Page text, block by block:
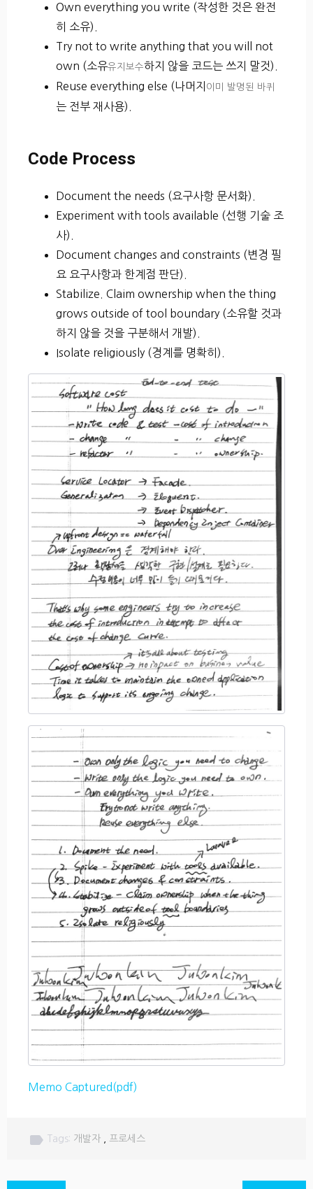
Own everything you write (작성한 것은 완전
히 소유).
Try not to write anything that you will not
own (소유유지보수하지 않을 코드는 쓰지 말것).
Reuse everything else (나머지 이미 발명된 바퀴
는 전부 재사용).
Code Process
Document the needs (요구사항 문서화).
Experiment with tools available (선행 기술 조
사).
Document changes and constraints (변경 필
요 요구사항과 한계점 판단).
Stabilize. Claim ownership when the thing
grows outside of tool boundary (소유할 것과
하지 않을 것을 구분해서 개발).
Isolate religiously (경계를 명확히).
Memo Captured(pdf)
label Tags: 개발자 프로세스